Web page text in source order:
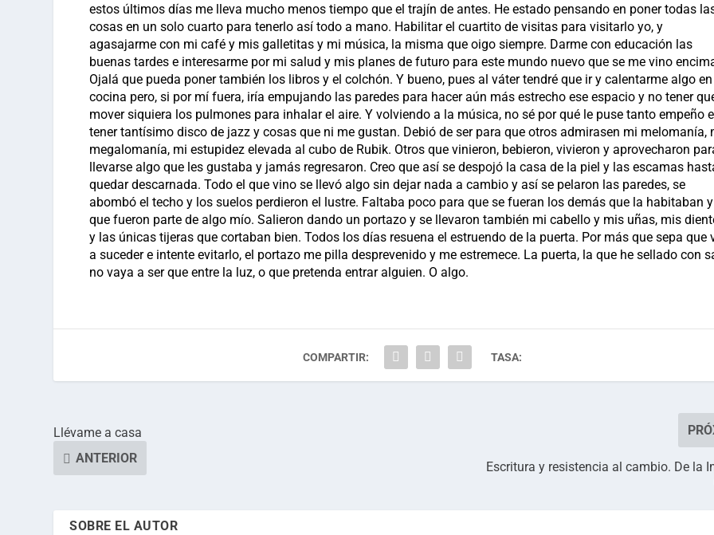
estos últimos días me lleva mucho menos tiempo que el trajín de antes. He estado pensando en poner todas
cosas en un solo cuarto para tenerlo así todo a mano. Habilitar el cuartito de visitas para visitarlo yo, y
agasajarme con mi café y mis galletitas y mi música, la misma que oigo siempre. Darme con educación las
buenas tardes e interesarme por mi salud y mis planes de futuro para este mundo nuevo que se me vino
Ojalá que pueda poner también los libros y el colchón. Y bueno, pues al váter tendré que ir y calentarme algo
cocina pero, si por mí fuera, iría empujando las paredes para hacer aún más estrecho ese espacio y no tener
mover siquiera los pulmones para inhalar el aire. Y volviendo a la música, no sé por qué le puse tanto empeño
tener tantísimo disco de jazz y cosas que ni me gustan. Debió de ser para que otros admirasen mi melomanía,
megalomanía, mi estupidez elevada al cubo de Rubik. Otros que vinieron, bebieron, vivieron y aprovecharon
llevarse algo que les gustaba y jamás regresaron. Creo que así se despojó la casa de la piel y las escamas
quedar descarnada. Todo el que vino se llevó algo sin dejar nada a cambio y así se pelaron las paredes, se
abombó el techo y los suelos perdieron el lustre. Faltaba poco para que se fueran los demás que la habitaban y
que fueron parte de algo mío. Salieron dando un portazo y se llevaron también mi cabello y mis uñas, mis
y las únicas tijeras que cortaban bien. Todos los días resuena el estruendo de la puerta. Por más que sepa que
a suceder e intente evitarlo, el portazo me pilla desprevenido y me estremece. La puerta, la que he sellado con
no vaya a ser que entre la luz, o que pretenda entrar alguien. O algo.
COMPARTIR: TASA:
Llévame a casa
ANTERIOR
Escritura y resistencia al cambio. De la
SOBRE EL AUTOR